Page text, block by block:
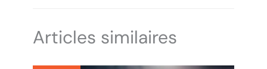
Articles similaires